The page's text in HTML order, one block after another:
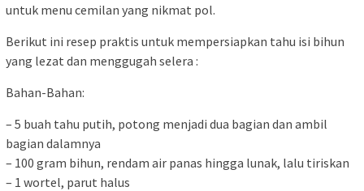
untuk menu cemilan yang nikmat pol.
Berikut ini resep praktis untuk mempersiapkan tahu isi bihun
yang lezat dan menggugah selera :
Bahan-Bahan:
– 5 buah tahu putih, potong menjadi dua bagian dan ambil
bagian dalamnya
– 100 gram bihun, rendam air panas hingga lunak, lalu tiriskan
– 1 wortel, parut halus